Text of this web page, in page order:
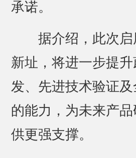
承诺。
据介绍，此次启
新址，将进一步提
发、先进技术验证
的能力，为未来产
供更强支撑。